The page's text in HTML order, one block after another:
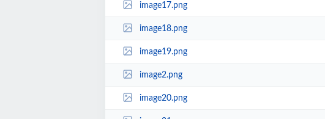
image17.png
image18.png
image19.png
image2.png
image20.png